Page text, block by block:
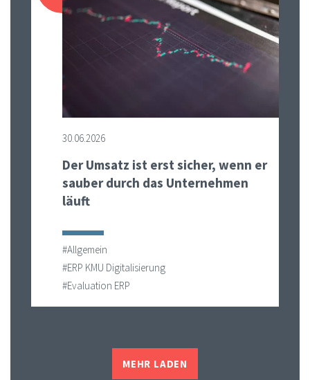
30.06.2026
Der Umsatz ist erst sicher, wenn er
sauber durch das Unternehmen
läuft
#Allgemein
#ERP KMU Digitalisierung
#Evaluation ERP
MEHR LADEN